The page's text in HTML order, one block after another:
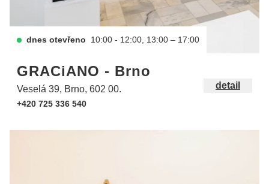
dnes otevřeno 10:00 - 12:00, 13:00 – 17:00
GRACiANO - Brno
Veselá 39, Brno, 602 00.
+420 725 336 540
detail